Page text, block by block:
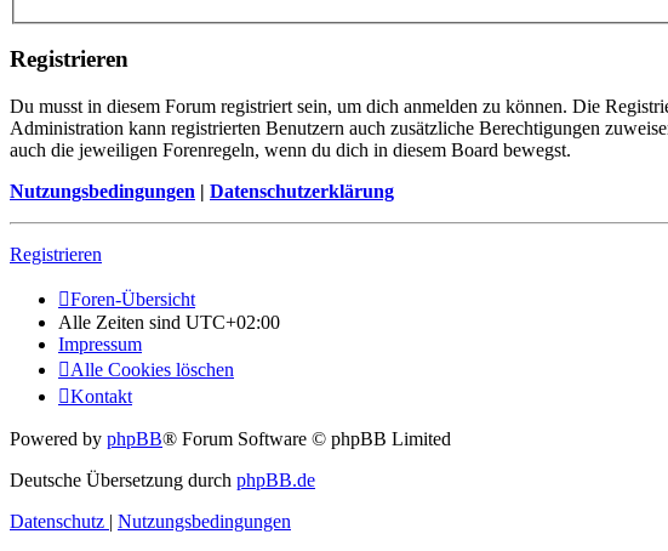
Registrieren
Du musst in diesem Forum registriert sein, um dich anmelden zu können. Die
Administration kann registrierten Benutzern auch zusätzliche Berechtigungen
auch die jeweiligen Forenregeln, wenn du dich in diesem Board bewegst.
Nutzungsbedingungen | Datenschutzerklärung
Registrieren
Foren-Übersicht
Alle Zeiten sind UTC+02:00
Impressum
Alle Cookies löschen
Kontakt
Powered by phpBB® Forum Software © phpBB Limited
Deutsche Übersetzung durch phpBB.de
Datenschutz | Nutzungsbedingungen